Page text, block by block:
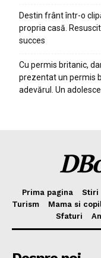
Destin frânt într-o
propria casă.
succes
Cu permis britanic,
prezentat un permis
adevărul. Un
Prima pagina Stiri
Turism
Mama si
Sfaturi